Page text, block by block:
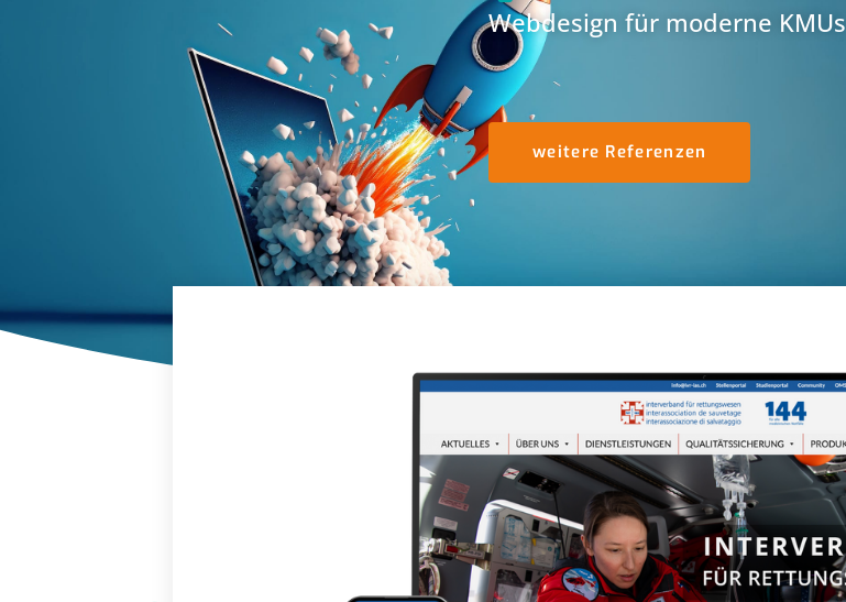
Webdesign für moderne KMUs
weitere Referenzen